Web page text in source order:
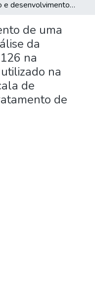
Estudo e desenvolvimento de uma metodologia para a análise da contaminação de iodo-126 na produção do iodo-125 utilizado na produção em larga escala de sementes de iodo no tratamento de câncer
de uma
da
na
na
de
de